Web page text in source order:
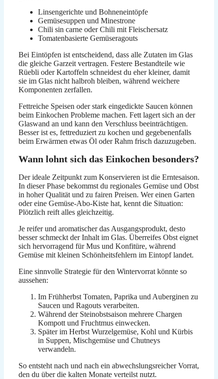
Linsengerichte und Bohneneintöpfe
Gemüsesuppen und Minestrone
Chili sin carne oder Chili mit Fleischersatz
Tomatenbasierte Gemüseragouts
Bei Eintöpfen ist entscheidend, dass alle Zutaten im Glas
die gleiche Garzeit vertragen. Festere Bestandteile wie
Rüebli oder Kartoffeln schneidest du eher kleiner, damit
sie im Glas nicht halbroh bleiben, während weichere
Komponenten zerfallen.
Fettreiche Speisen oder stark eingedickte Saucen können
beim Einkochen Probleme machen. Fett lagert sich an der
Glaswand an und kann den Verschluss beeinträchtigen.
Besser ist es, fettreduziert zu kochen und gegebenenfalls
beim Erwärmen etwas Öl oder Rahm frisch dazuzugeben.
Wann lohnt sich das Einkochen besonders?
Der ideale Zeitpunkt zum Konservieren ist die Erntesaison.
In dieser Phase bekommst du regionales Gemüse und Obst
in hoher Qualität und zu fairen Preisen. Wer einen Garten
oder eine Gemüse-Abo-Kiste hat, kennt die Situation:
Plötzlich reift alles gleichzeitig.
Je reifer und aromatischer das Ausgangsprodukt, desto
besser schmeckt der Inhalt im Glas. Überreifes Obst eignet
sich hervorragend für Mus und Konfitüre, während
Gemüse mit kleinen Schönheitsfehlern im Eintopf landet.
Eine sinnvolle Strategie für den Wintervorrat könnte so
aussehen:
Im Frühherbst Tomaten, Paprika und Auberginen zu
Saucen und Ragouts verarbeiten.
Während der Steinobstsaison mehrere Chargen
Kompott und Fruchtmus einwecken.
Später im Herbst Wurzelgemüse, Kohl und Kürbis
in Suppen, Mischgemüse und Chutneys
verwandeln.
So entsteht nach und nach ein abwechslungsreicher Vorrat,
den du über die kalten Monate verteilst nutzt.